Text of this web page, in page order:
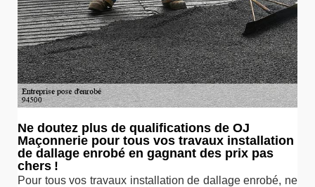
Ne doutez plus de qualifications de OJ
Maçonnerie pour tous vos travaux installation
de dallage enrobé en gagnant des prix pas
chers !
Pour tous vos travaux installation de dallage enrobé, ne